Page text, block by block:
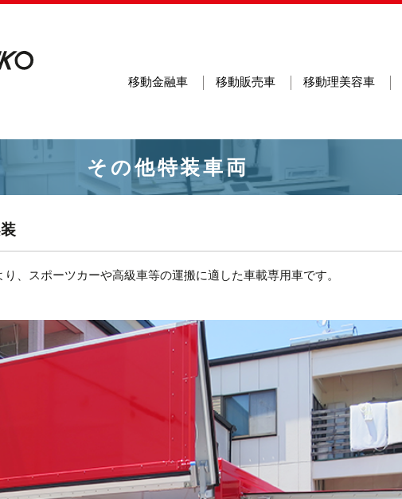
移動金融車 移動販売車 移動理美容車
その他特装車両
、スポーツカーや高級車等の運搬に適した車載専用車です。